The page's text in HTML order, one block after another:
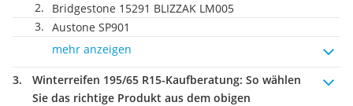
Bridgestone 15291 BLIZZAK LM005
Austone SP901
mehr anzeigen
Winterreifen 195/65 R15-Kaufberatung: So wählen
Sie das richtige Produkt aus dem obigen